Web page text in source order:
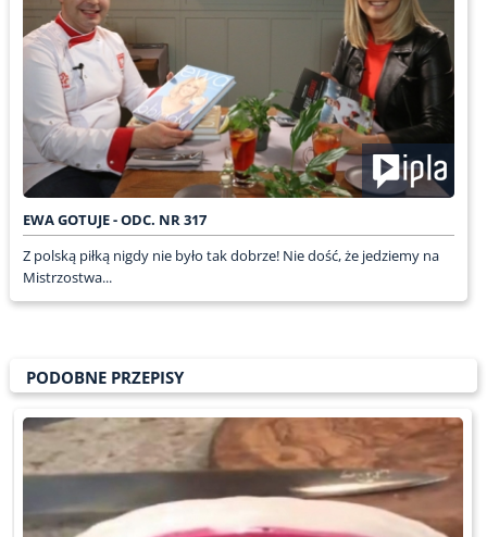
EWA GOTUJE - ODC. NR 317
Z polską piłką nigdy nie było tak dobrze! Nie dość, że jedziemy na
Mistrzostwa...
PODOBNE PRZEPISY